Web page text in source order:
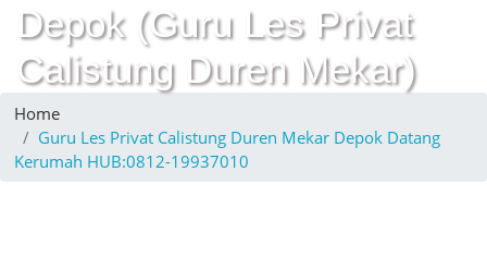
Depok (Guru Les Privat
Calistung Duren Mekar)
Home
Guru Les Privat Calistung Duren Mekar Depok Datang
Kerumah HUB:0812-19937010